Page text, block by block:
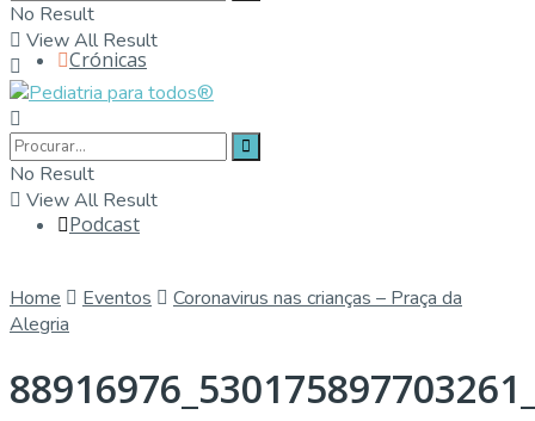
Crónicas
Contactos
Podcast
No Result
View All Result
No Result
View All Result
Home Eventos
Coronavirus nas crianças – Praça da
Alegria